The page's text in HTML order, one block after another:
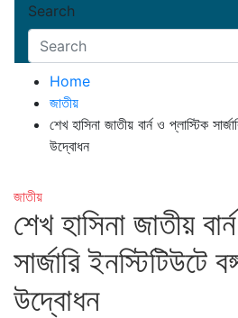
Search
Home
জাতীয়
শেখ হাসিনা জাতীয় বার্ন ও প্লাস্টিক
উদ্বোধন
জাতীয়
শেখ হাসিনা জাতীয়
সার্জারি ইনস্টিটিউটে
উদ্বোধন